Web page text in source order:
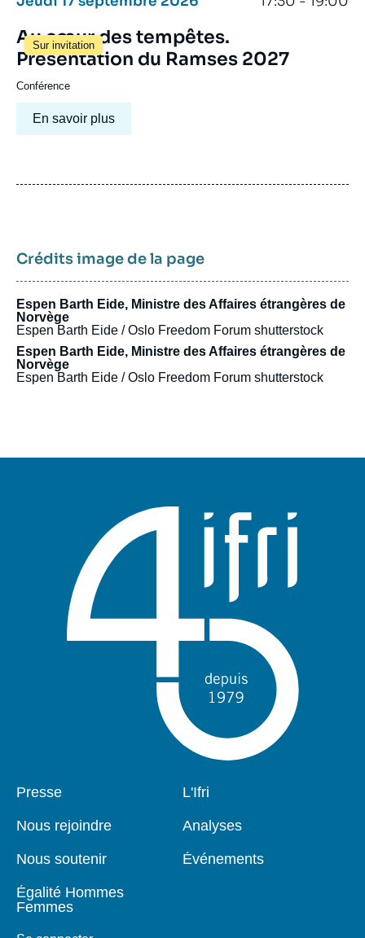
Sur invitation
Au cœur des tempêtes.
Présentation du Ramses 2027
Conférence
En savoir plus
Crédits image de la page
Espen Barth Eide, Ministre des Affaires étrangères de
Norvège
Espen Barth Eide / Oslo Freedom Forum shutterstock
Espen Barth Eide, Ministre des Affaires étrangères de
Norvège
Espen Barth Eide / Oslo Freedom Forum shutterstock
Pied
Presse
Nous rejoindre
Nous soutenir
Égalité Hommes
Femmes
Navigation
L'Ifri
Analyses
Événements